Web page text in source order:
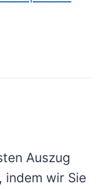
Auszug
indem wir Sie